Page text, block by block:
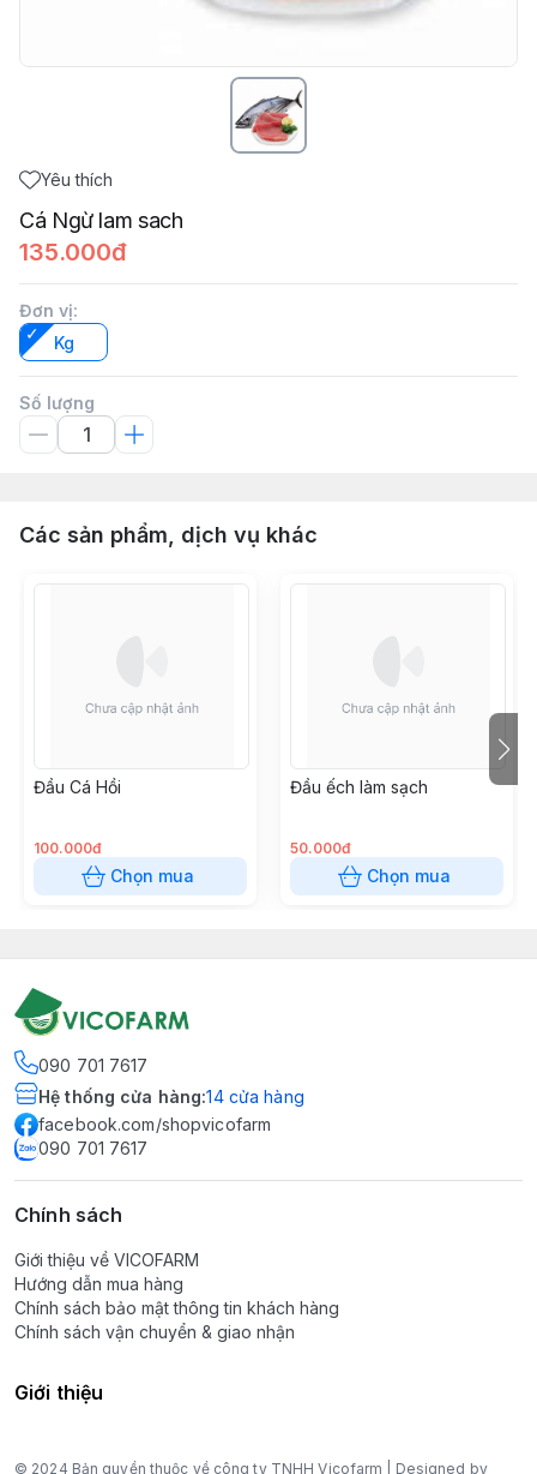
Yêu thích
Cá Ngừ lam sach
135.000đ
Đơn vị:
Kg
Số lượng
Các sản phẩm, dịch vụ khác
Đầu Cá Hồi
100.000đ
Chọn mua
Đầu ếch làm sạch
50.000đ
Chọn mua
090 701 7617
Hệ thống cửa hàng:14 cửa hàng
facebook.com/shopvicofarm
090 701 7617
Chính sách
Giới thiệu về VICOFARM
Hướng dẫn mua hàng
Chính sách bảo mật thông tin khách hàng
Chính sách vận chuyển & giao nhận
Giới thiệu
© 2024 Bản quyền thuộc về công ty TNHH Vicofarm | Designed by